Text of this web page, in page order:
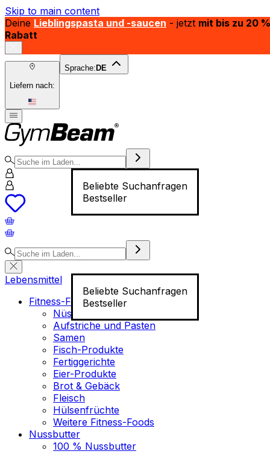
Skip to main content
Deine Lieblingspasta und -saucen - jetzt mit bis zu 20 %
Rabatt
Liefern nach:
Sprache: DE
Beliebte Suchanfragen
Bestseller
Beliebte Suchanfragen
Bestseller
Lebensmittel
Fitness-Food
Nüsse
Aufstriche und Pasten
Samen
Fisch-Produkte
Fertiggerichte
Eier-Produkte
Brot & Gebäck
Fleisch
Hülsenfrüchte
Weitere Fitness-Foods
Nussbutter
100 % Nussbutter